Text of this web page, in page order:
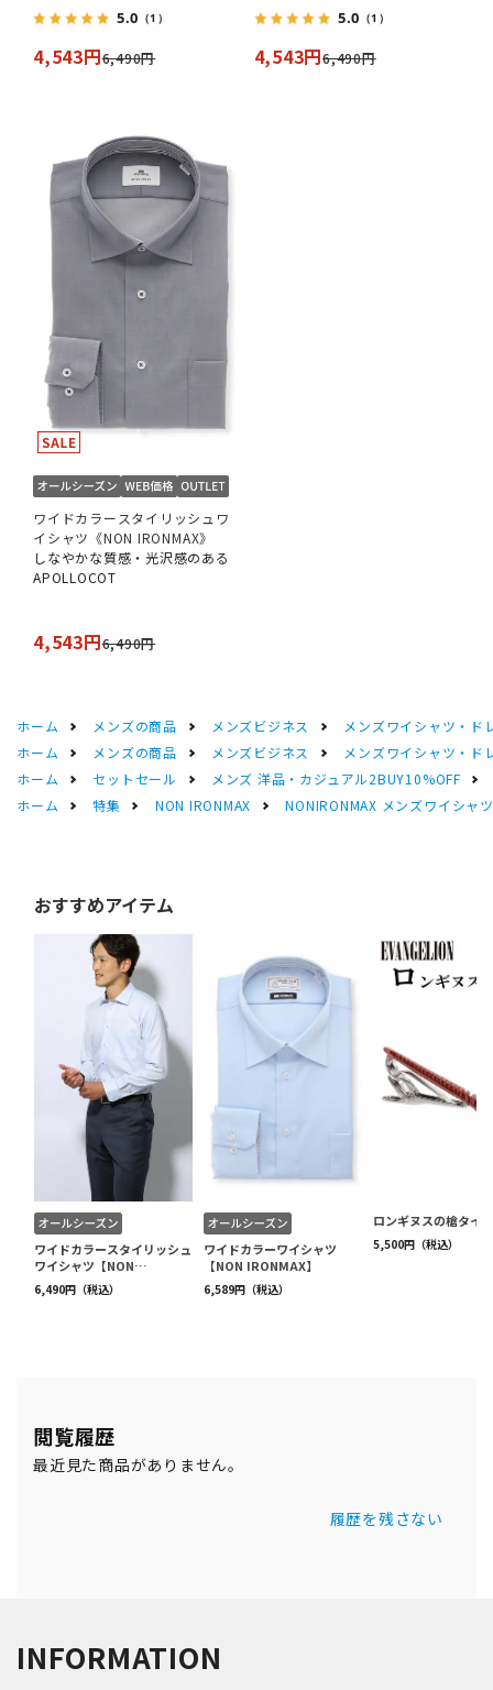
5.0 （1）
4,543円6,490円
5.0 （1）
4,543円6,490円
ワイドカラースタイリッシュワ
イシャツ《NON IRONMAX》
しなやかな質感・光沢感のある
APOLLOCOT
4,543円6,490円
ホーム メンズの商品 メンズビジネス
メンズワイシャツ・ド
ホーム
メンズの商品 メンズビジネス
メンズワイシャツ・ド
ホーム
セットセール
メンズ 洋品・カジュアル2BUY10%OFF
ホーム
特集 NON IRONMAX NONIRONMAX メンズワイシャ
閲覧履歴
最近見た商品がありません。
履歴を残さない
INFORMATION